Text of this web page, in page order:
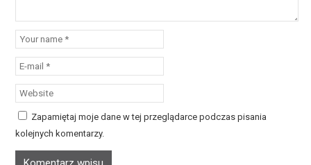
Zapamiętaj moje dane w tej przeglądarce podczas pisania
kolejnych komentarzy.